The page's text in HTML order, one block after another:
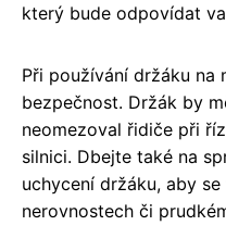
který bude odpovídat
Při používání držáku na
bezpečnost. Držák by
neomezoval řidiče při
silnici. Dbejte také na
uchycení držáku, aby
nerovnostech či